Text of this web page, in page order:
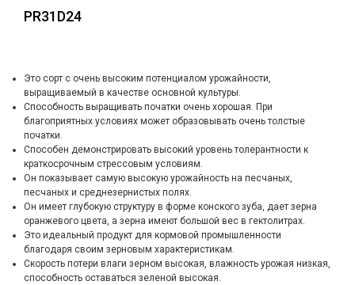
PR31D24
Это сорт с очень высоким потенциалом урожайности,
выращиваемый в качестве основной культуры.
Способность выращивать початки очень хорошая. При
благоприятных условиях может образовывать очень толстые
початки.
Способен демонстрировать высокий уровень толерантности к
краткосрочным стрессовым условиям.
Он показывает самую высокую урожайность на песчаных,
песчаных и среднезернистых полях.
Он имеет глубокую структуру в форме конского зуба, дает зерна
оранжевого цвета, а зерна имеют большой вес в гектолитрах.
Это идеальный продукт для кормовой промышленности
благодаря своим зерновым характеристикам.
Скорость потери влаги зерном высокая, влажность урожая низкая,
способность оставаться зеленой высокая.